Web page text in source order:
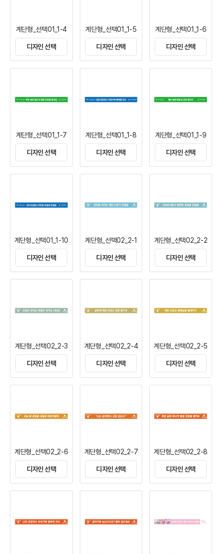
계단형_선택01_1-4
디자인 선택
계단형_선택01_1-5
디자인 선택
계단형_선택01_1-6
디자인 선택
계단형_선택01_1-7
디자인 선택
계단형_선택01_1-8
디자인 선택
계단형_선택01_1-9
디자인 선택
계단형_선택01_1-10
디자인 선택
계단형_선택02_2-1
디자인 선택
계단형_선택02_2-2
디자인 선택
계단형_선택02_2-3
디자인 선택
계단형_선택02_2-4
디자인 선택
계단형_선택02_2-5
디자인 선택
계단형_선택02_2-6
디자인 선택
계단형_선택02_2-7
디자인 선택
계단형_선택02_2-8
디자인 선택